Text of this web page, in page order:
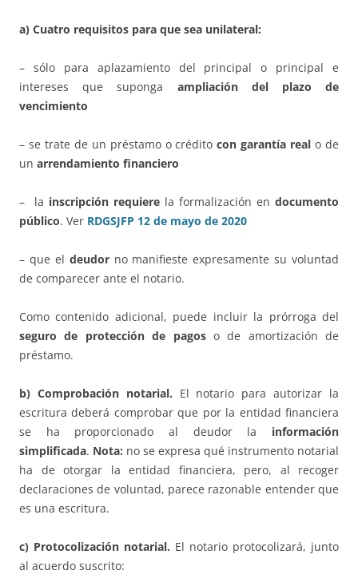
a) Cuatro requisitos para que sea unilateral:
– sólo para aplazamiento del principal o principal e
intereses que suponga ampliación del plazo de
vencimiento
– se trate de un préstamo o créditocon garantía real o de
un arrendamiento financiero
– la inscripción requiere la formalización en documento
público. Ver RDGSJFP 12 de mayo de 2020
– que el deudorno manifieste expresamente su voluntad
de comparecer ante el notario.
Como contenido adicional, puede incluir la prórroga del
seguro de protección de pagoso de amortización de
préstamo.
b) Comprobación notarial. El notario para autorizar la
escritura deberá comprobar que por la entidad financiera
se ha proporcionado al deudor la información
simplificada. Nota: no se expresa qué instrumento notarial
ha de otorgar la entidad financiera, pero, al recoger
declaraciones de voluntad, parece razonable entender que
es una escritura.
c) Protocolización notarial. El notario protocolizará, junto
al acuerdo suscrito: